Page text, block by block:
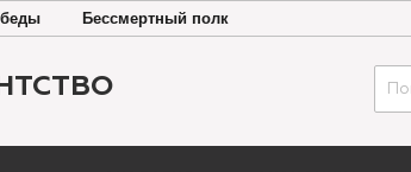
Бессмертный полк